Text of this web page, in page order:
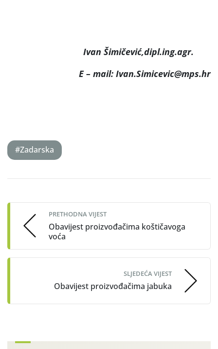
Ivan Šimičević,dipl.ing.agr.
E – mail: Ivan.Simicevic@mps.hr
#Zadarska
navigation
PRETHODNA VIJEST
Obavijest proizvođačima koštičavoga
voća
SLJEDEĆA VIJEST
Obavijest proizvođačima jabuka